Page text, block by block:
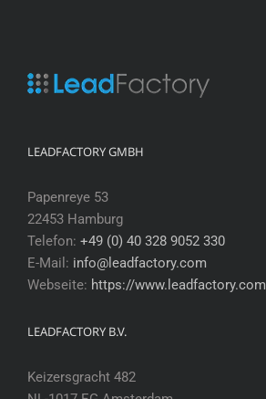
LEADFACTORY GMBH
Papenreye 53
22453 Hamburg
Telefon: +49 (0) 40 328 9052 330
E-Mail: info@leadfactory.com
Webseite: https://www.leadfactory.com
LEADFACTORY B.V.
Keizersgracht 482